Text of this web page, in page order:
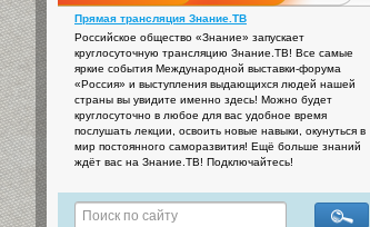
Прямая трансляция Знание.ТВ
Российское общество «Знание» запускает
круглосуточную трансляцию Знание.ТВ! Все самые
яркие события Международной выставки-форума
«Россия» и выступления выдающихся людей нашей
страны вы увидите именно здесь! Можно будет
круглосуточно в любое для вас удобное время
послушать лекции, освоить новые навыки, окунуться в
мир постоянного саморазвития! Ещё больше знаний
ждёт вас на Знание.ТВ! Подключайтесь!